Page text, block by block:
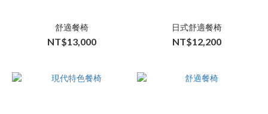
舒適餐椅
NT$13,000
日式舒適餐椅
NT$12,200